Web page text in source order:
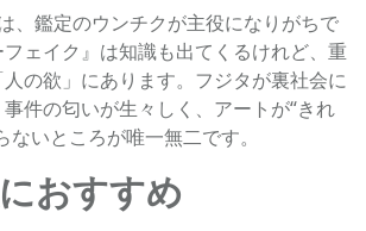
、鑑定のウンチクが主役になりがちで
ェイク』は知識も出てくるけれど、重
の欲」にあります。フジタが裏社会に
件の匂いが生々しく、アートが“きれ
ないところが唯一無二です。
おすすめ